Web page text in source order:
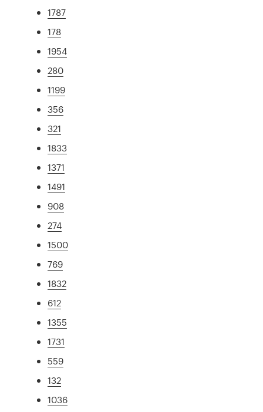
1787
178
1954
280
1199
356
321
1833
1371
1491
908
274
1500
769
1832
612
1355
1731
559
132
1036